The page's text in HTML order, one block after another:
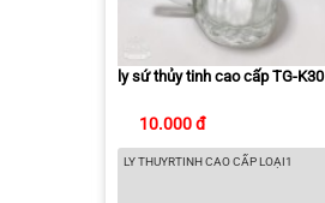
ly sứ thủy tinh cao cấp TG-K30
10.000 đ
LY THUYRTINH CAO CẤP LOẠI1